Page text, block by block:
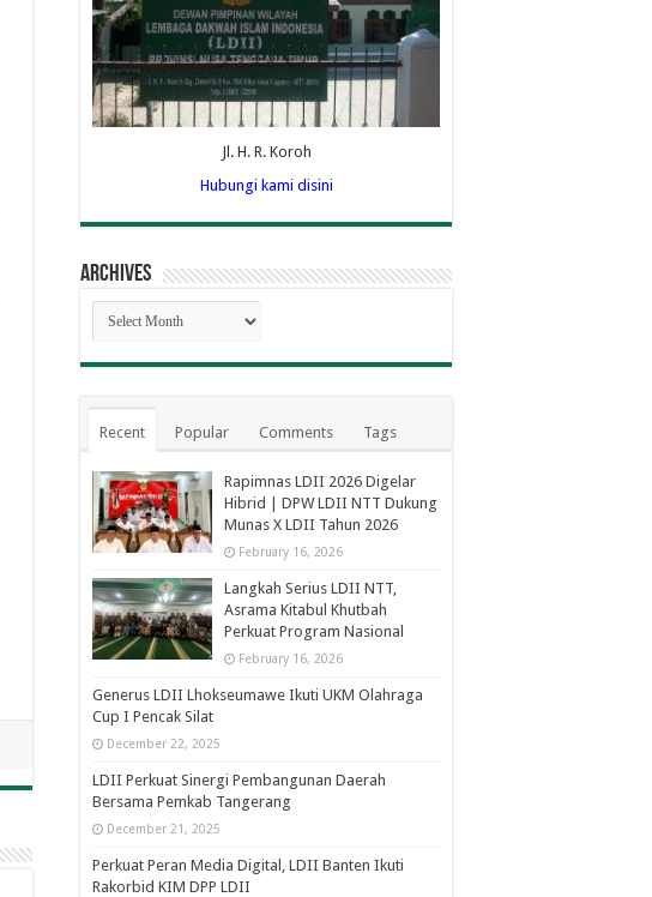
Jl. H. R. Koroh
Hubungi kami disini
Archives
Archives
Recent Popular Comments Tags
Rapimnas LDII 2026 Digelar
Hibrid | DPW LDII NTT Dukung
Munas X LDII Tahun 2026
February 16, 2026
Langkah Serius LDII NTT,
Asrama Kitabul Khutbah
Perkuat Program Nasional
February 16, 2026
Generus LDII Lhokseumawe Ikuti UKM Olahraga
Cup I Pencak Silat
December 22, 2025
LDII Perkuat Sinergi Pembangunan Daerah
Bersama Pemkab Tangerang
December 21, 2025
Perkuat Peran Media Digital, LDII Banten Ikuti
Rakorbid KIM DPP LDII